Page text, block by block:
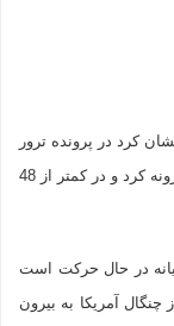
كرد در پرونده ترور
رفيق حريري توطئه‌هاي بزرگي در لبنان برنامه‌ريزي شده بود، اما مقاومت اسلامي در لبنان با تدبير كل اين پرونده را وارونه كرد و در كمتر از 48
در حال حركت است
آمريكا به بيرون